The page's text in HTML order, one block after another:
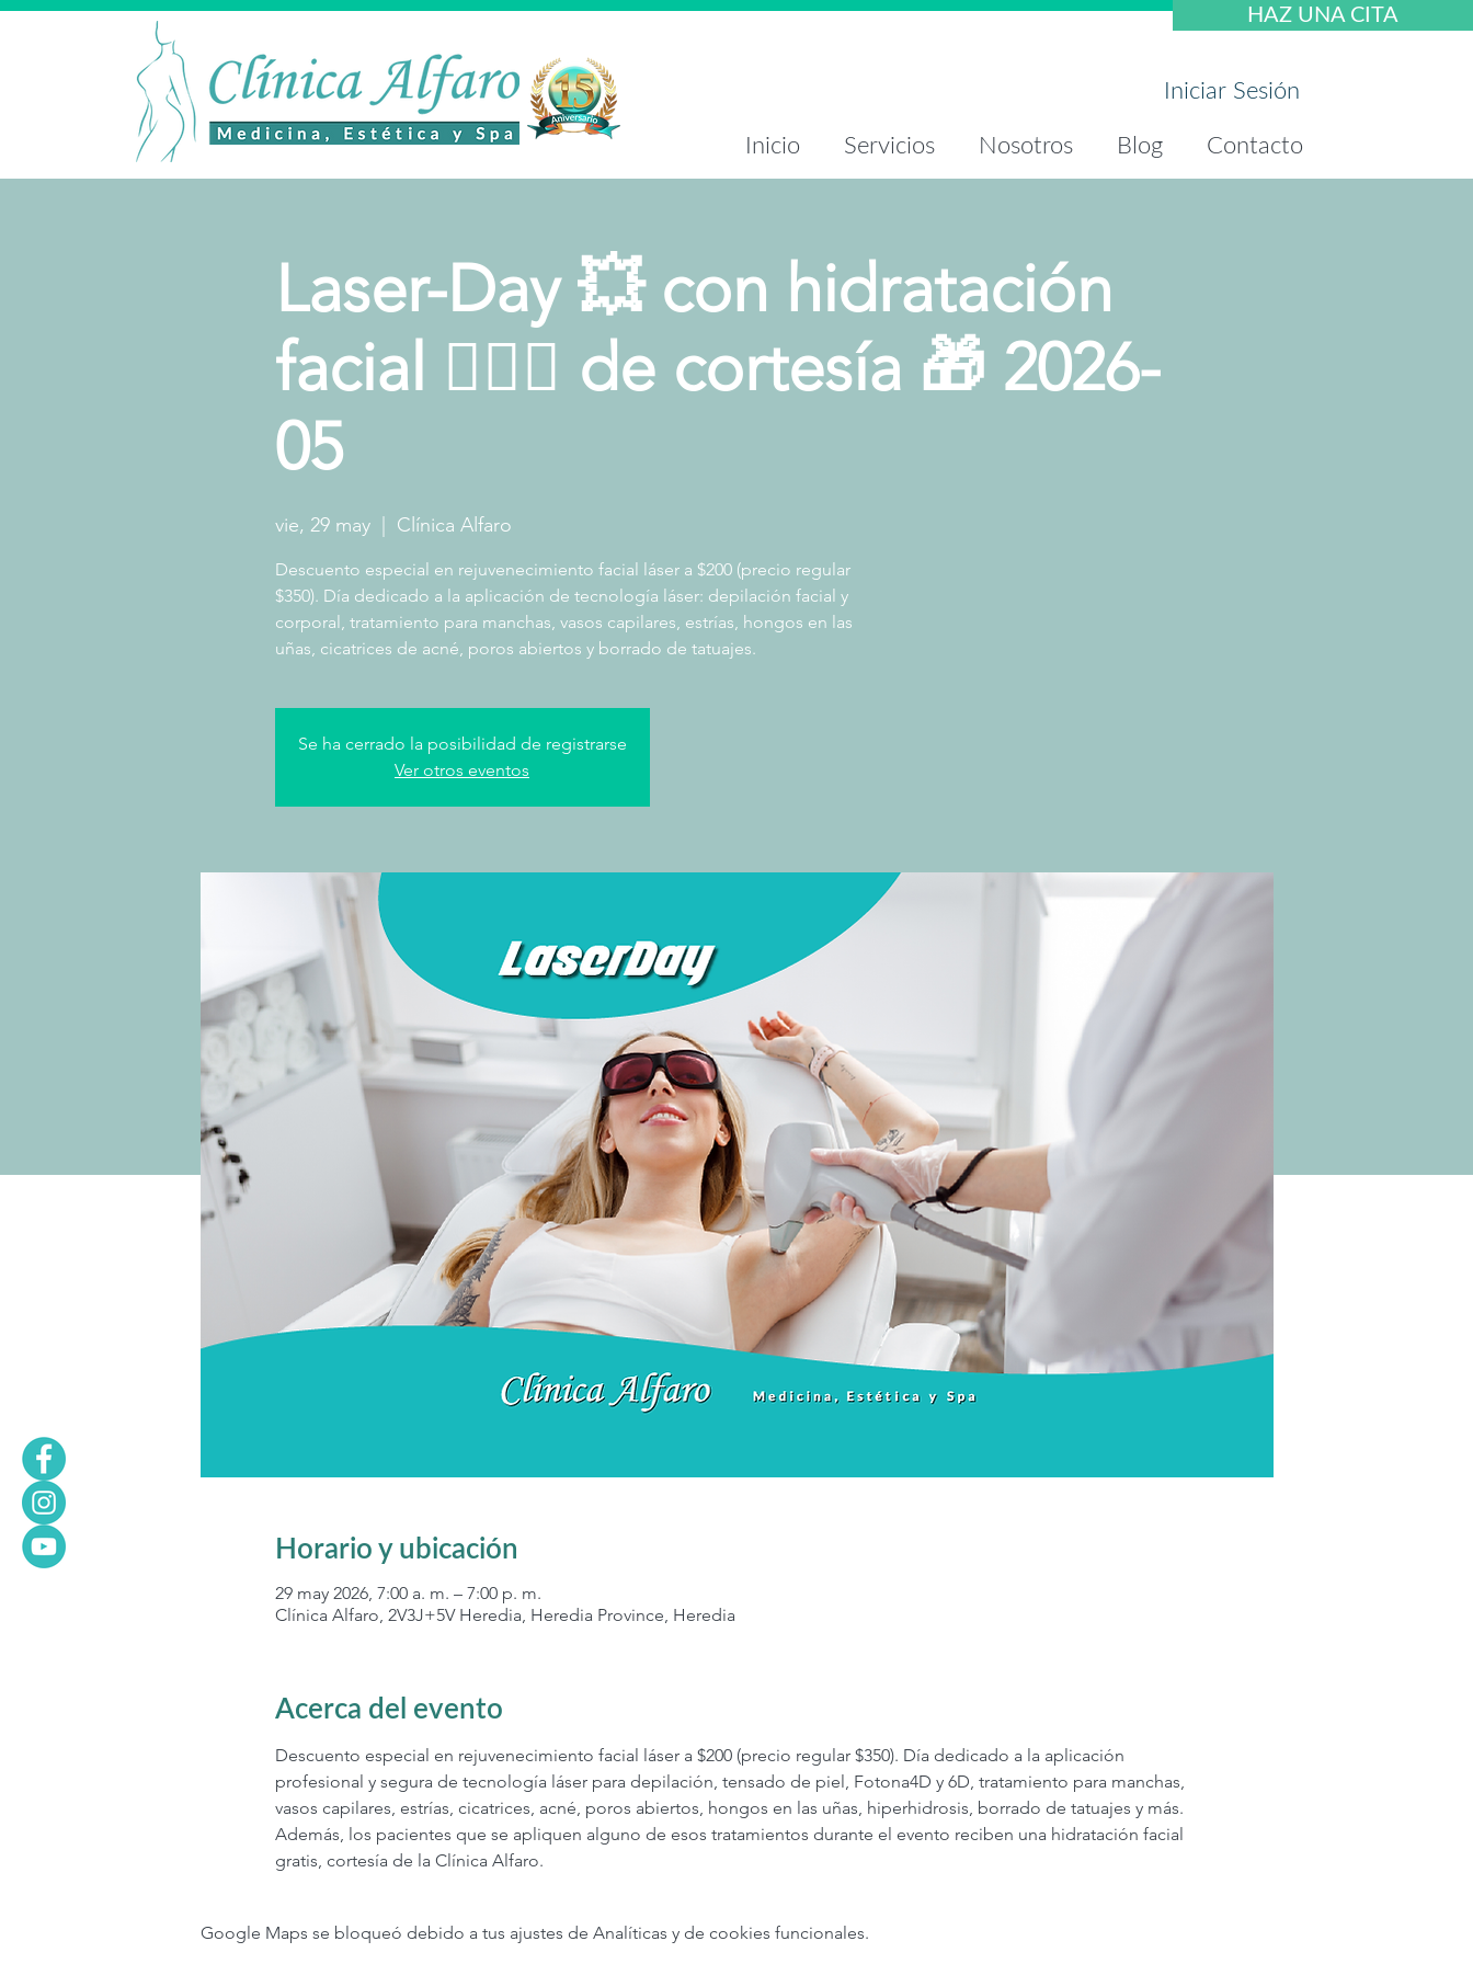
HAZ UNA CITA
Iniciar Sesión
Inicio Servicios Nosotros Blog Contacto
Laser-Day 💥 con hidratación
facial 🧖🏻‍♀️ de cortesía 🎁 2026-
05
vie, 29 may
  |
Clínica Alfaro
Descuento especial en rejuvenecimiento facial láser a $200 (precio regular
$350). Día dedicado a la aplicación de tecnología láser: depilación facial y
corporal, tratamiento para manchas, vasos capilares, estrías, hongos en las
uñas, cicatrices de acné, poros abiertos y borrado de tatuajes.
Se ha cerrado la posibilidad de registrarse
Ver otros eventos
Horario y ubicación
29 may 2026, 7:00 a. m. – 7:00 p. m.
Clínica Alfaro, 2V3J+5V Heredia, Heredia Province, Heredia
Acerca del evento
Descuento especial en rejuvenecimiento facial láser a $200 (precio regular $350). Día dedicado a la aplicación
profesional y segura de tecnología láser para depilación, tensado de piel, Fotona4D y 6D, tratamiento para manchas,
vasos capilares, estrías, cicatrices, acné, poros abiertos, hongos en las uñas, hiperhidrosis, borrado de tatuajes y más.
Además, los pacientes que se apliquen alguno de esos tratamientos durante el evento reciben una hidratación facial
gratis, cortesía de la Clínica Alfaro.
Google Maps se bloqueó debido a tus ajustes de Analíticas y de cookies funcionales.